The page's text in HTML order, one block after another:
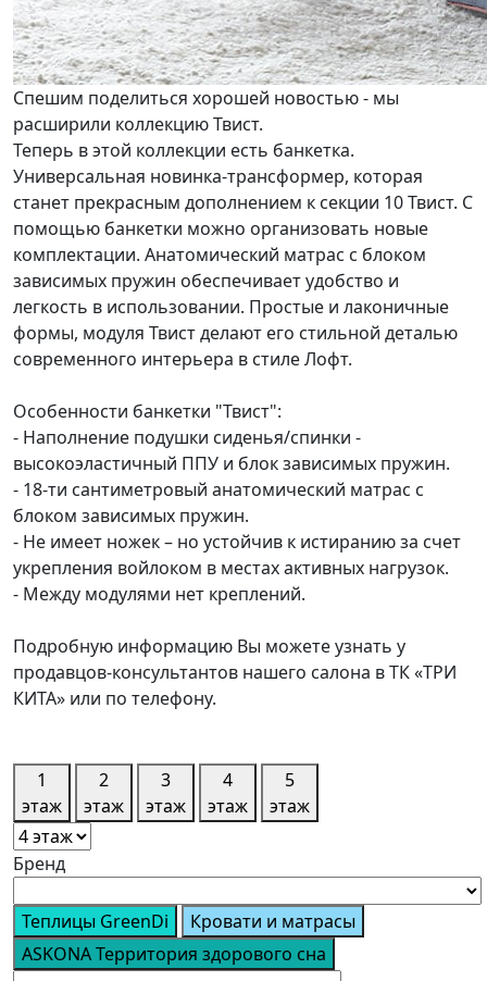
Спешим поделиться хорошей новостью - мы
расширили коллекцию Твист.
Теперь в этой коллекции есть банкетка.
Универсальная новинка-трансформер, которая
станет прекрасным дополнением к секции 10 Твист. С
помощью банкетки можно организовать новые
комплектации. Анатомический матрас с блоком
зависимых пружин обеспечивает удобство и
легкость в использовании. Простые и лаконичные
формы, модуля Твист делают его стильной деталью
современного интерьера в стиле Лофт.
Особенности банкетки "Твист":
- Наполнение подушки сиденья/спинки -
высокоэластичный ППУ и блок зависимых пружин.
- 18-ти сантиметровый анатомический матрас с
блоком зависимых пружин.
- Не имеет ножек – но устойчив к истиранию за счет
укрепления войлоком в местах активных нагрузок.
- Между модулями нет креплений.
Подробную информацию Вы можете узнать у
продавцов-консультантов нашего салона в ТК «ТРИ
КИТА» или по телефону.
1
этаж
2
этаж
3
этаж
4
этаж
5
этаж
Бренд
Теплицы GreenDi
Кровати и матрасы
ASKONA Территория здорового сна